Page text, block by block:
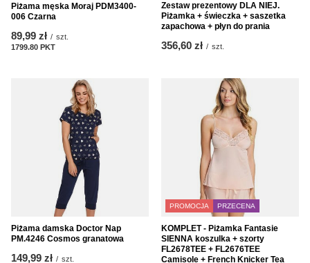
Piżama męska Moraj PDM3400-
006 Czarna
89,99 zł / szt.
1799.80 PKT
Zestaw prezentowy DLA NIEJ.
Piżamka + świeczka + saszetka
zapachowa + płyn do prania
356,60 zł / szt.
Piżama damska Doctor Nap
PM.4246 Cosmos granatowa
149,99 zł / szt.
PROMOCJA PRZECENA
KOMPLET - Piżamka Fantasie
SIENNA koszulka + szorty
FL2678TEE + FL2676TEE
Camisole + French Knicker Tea